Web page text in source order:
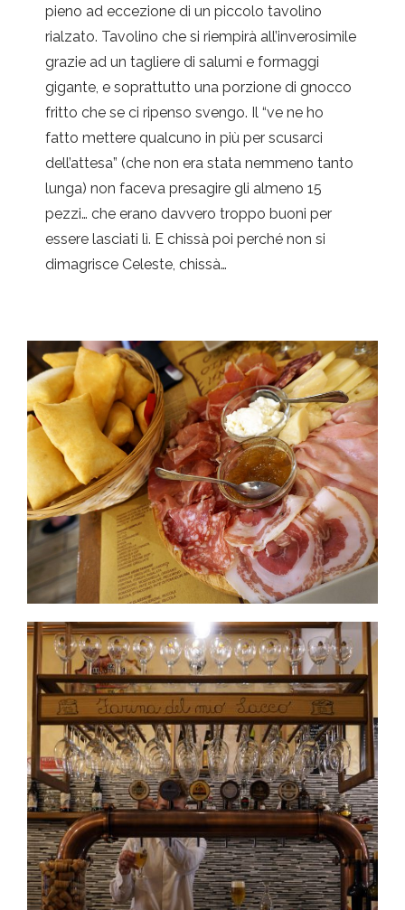
pieno ad eccezione di un piccolo tavolino
rialzato. Tavolino che si riempirà all’inverosimile
grazie ad un tagliere di salumi e formaggi
gigante, e soprattutto una porzione di gnocco
fritto che se ci ripenso svengo. Il “ve ne ho
fatto mettere qualcuno in più per scusarci
dell’attesa” (che non era stata nemmeno tanto
lunga) non faceva presagire gli almeno 15
pezzi… che erano davvero troppo buoni per
essere lasciati lì. E chissà poi perché non si
dimagrisce Celeste, chissà…